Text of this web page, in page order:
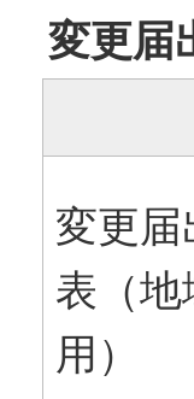
変更届
変更届
表（地
用）